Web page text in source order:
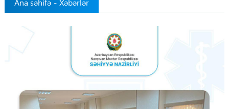
Ana səhifə - Xəbərlər
Regionlar
Gündəm